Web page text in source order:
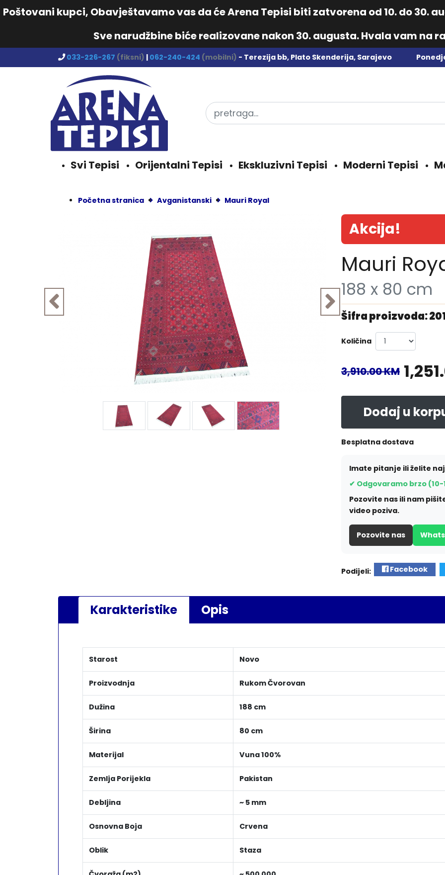
Poštovani kupci, Obavještavamo vas da će Arena Tepisi biti zatvorena od 10. do 30.
Sve narudžbine biće realizovane nakon 30. augusta. Hvala vam na
033-226-267 (fiksni) | 062-240-424 (mobilni) - Terezija bb, Plato Skenderija, Sarajevo
Svi Tepisi Orijentalni Tepisi Ekskluzivni Tepisi Moderni Tepisi
Početna stranica Avganistanski Mauri Royal
Akcija!
Mauri
188 x 80 cm
Šifra proizvoda:
Količina
3,910.00 KM
Dodaj u
Besplatna dostava
Imate pitanje ili želite
✔ Odgovaramo brzo (10-
Pozovite nas ili nam
video poziva.
Pozovite nas
Podijeli: Facebook
Karakteristike Opis
Starost Novo
Proizvodnja Rukom Čvorovan
Dužina 188 cm
Širina 80 cm
Materijal Vuna 100%
Zemlja Porijekla Pakistan
Debljina ~ 5 mm
Osnovna Boja Crvena
Oblik Staza